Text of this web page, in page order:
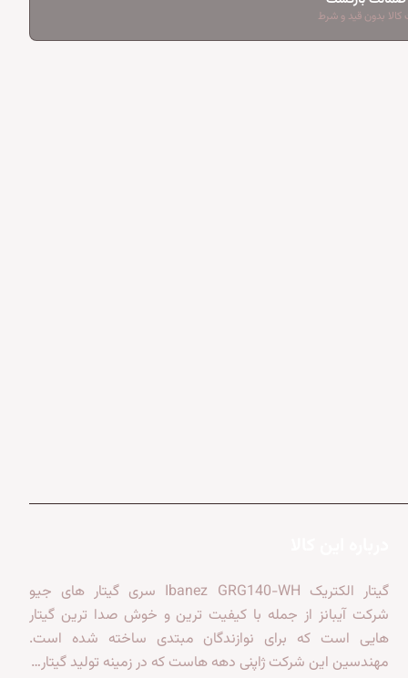
کالا بدون قید و شرط
گیتار الکتریک Ibanez GRG140-WH سری گیتار های جیو
شرکت آیبانز از جمله با کیفیت ترین و خوش صدا ترین گیتار
هایی است که برای نوازندگان مبتدی ساخته شده است.
مهندسین این شرکت ژاپنی دهه هاست که در زمینه تولید گیتار…